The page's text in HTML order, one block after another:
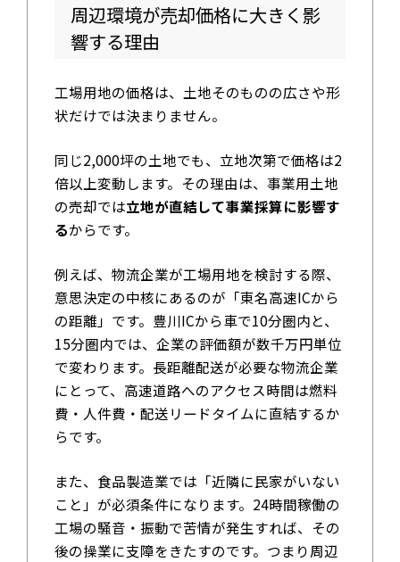
周辺環境が売却価格に大きく影
響する理由
工場用地の価格は、土地そのものの広さや形
状だけでは決まりません。
同じ2,000坪の土地でも、立地次第で価格は2
倍以上変動します。その理由は、事業用土地
の売却では立地が直結して事業採算に影響す
るからです。
例えば、物流企業が工場用地を検討する際、
意思決定の中核にあるのが「東名高速ICから
の距離」です。豊川ICから車で10分圏内と、
15分圏内では、企業の評価額が数千万円単位
で変わります。長距離配送が必要な物流企業
にとって、高速道路へのアクセス時間は燃料
費・人件費・配送リードタイムに直結するか
らです。
また、食品製造業では「近隣に民家がいない
こと」が必須条件になります。24時間稼働の
工場の騒音・振動で苦情が発生すれば、その
後の操業に支障をきたすのです。つまり周辺